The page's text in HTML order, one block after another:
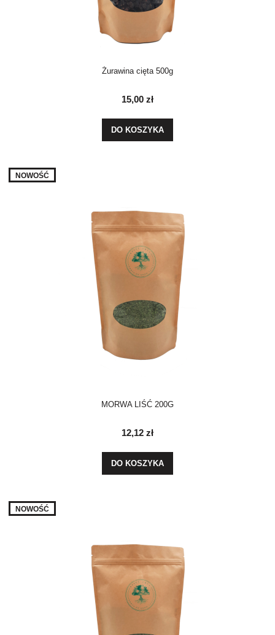
Żurawina cięta 500g
15,00 zł
DO KOSZYKA
MORWA LIŚĆ 200G
12,12 zł
DO KOSZYKA
NOWOŚĆ
NOWOŚĆ